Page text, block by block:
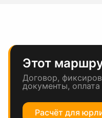
Этот
Договор,
документы, оплата
Расчёт для